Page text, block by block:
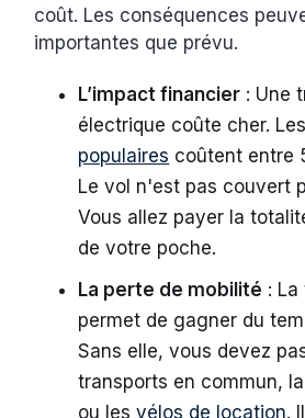
coût. Les conséquences
importantes que prévu.
L’impact financier : Une
électrique coûte cher. Les
populaires coûtent entre
Le vol n'est pas couvert
Vous allez payer la
de votre poche.
La perte de mobilité :
permet de gagner du
Sans elle, vous devez
transports en commun,
ou lesvélos de location.